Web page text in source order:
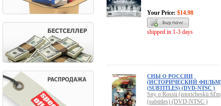
Your Price: $14.98
shipped in 1-3 days
СНЫ О РОССИИ
(ИСТОРИЧЕСКИЙ
(SUBTITLES) (DVD-NTSC )
Sny o Rossii (istoricheskii
(subtitles) (DVD-NTSC )